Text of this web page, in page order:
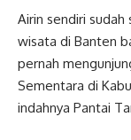
Airin sendiri
wisata di Banten
pernah
Sementara di
indahnya Pantai